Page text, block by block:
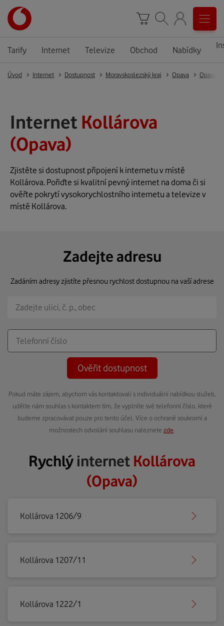
Tarify Internet Televize Obchod Nabídky
Úvod Internet Dostupnost Moravskoslezský kraj Opava Opava
Internet Kollárova
(Opava)
Zjistěte si dostupnost připojení k internetu v místě
Kollárova. Pořiďte si kvalitní pevný internet na doma či si
ověřte pokrytí vysokorychlostního internetu a televize v
místě Kollárova.
Zadejte adresu
Zadáním adresy zjistíte přesnou rychlost dostupnou na vaší adrese
Ověřit dostupnost
Pokud máte zájem, abychom vás kontaktovali s individuální nabídkou služeb,
udělte nám souhlas s kontaktem tím, že vyplníte své telefonní číslo, které
budeme zpracovávat pouze pro tento účel. Více o ochraně soukromí a
možnostech odvolání souhlasu naleznete zde
Rychlýinternet Kollárova
(Opava)
Kollárova 1206/9
Kollárova 1207/11
Kollárova 1222/1